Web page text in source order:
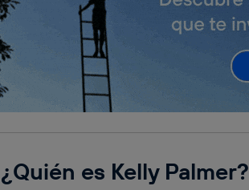
¿Quién es Kelly Palmer?